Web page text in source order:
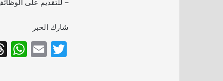
– للتقديم على
شارك الخبر
T
E
W